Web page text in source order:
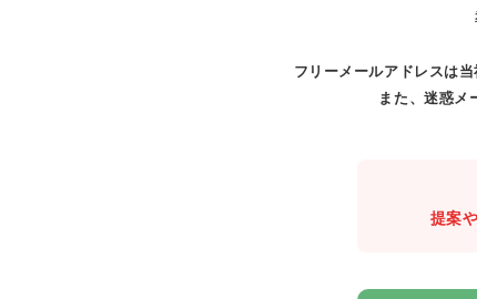
フリーメールアドレスは
また、迷惑メ
提案